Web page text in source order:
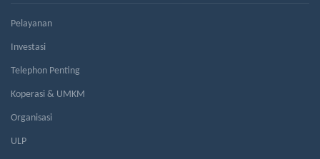
Pelayanan
Investasi
Telephon Penting
Koperasi & UMKM
Organisasi
ULP